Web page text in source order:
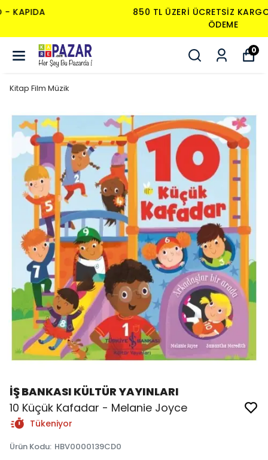
850 TL ÜZERI ÜCRETSIZ KARGO - KAPIDA
0
Kitap Film Müzik
İŞ BANKASI KÜLTÜR YAYINLARI
10 Küçük Kafadar - Melanie Joyce
Tükeniyor
Ürün Kodu: HBV0000139CD0